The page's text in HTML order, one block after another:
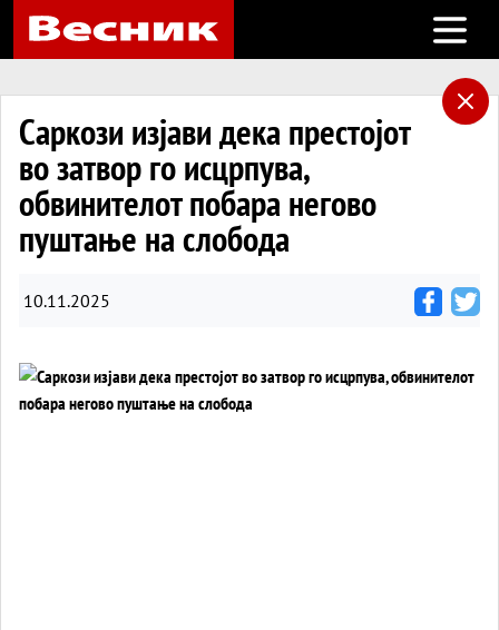
Open
Саркози изјави дека престојот
во затвор го исцрпува,
обвинителот побара негово
пуштање на слобода
10.11.2025